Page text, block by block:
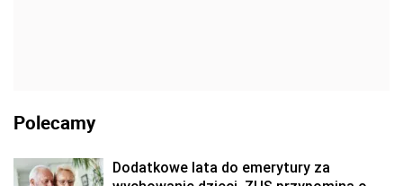
Polecamy
Dodatkowe lata do emerytury za